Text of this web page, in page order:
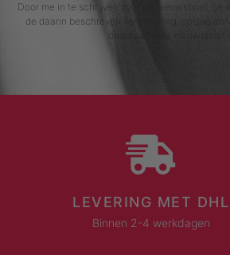
Door me in te schrijven voor de nieuwsbrief, ga
de daarin beschreven verzameling, opslag
onderaan elke
LEVERING MET DHL
Binnen 2-4 werkdagen